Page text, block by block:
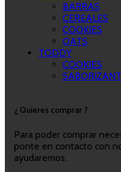
BARRAS
CEREALES
COOKIES
OATS
TODDY
COOKIES
¿ Quieres comprar ?
Para poder comprar
ponte en contacto con
ayudaremos.